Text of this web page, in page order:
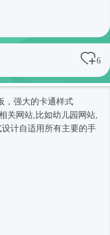
6
，强大的卡通样式
关网站,比如幼儿园网站,
设计自适用所有主要的手